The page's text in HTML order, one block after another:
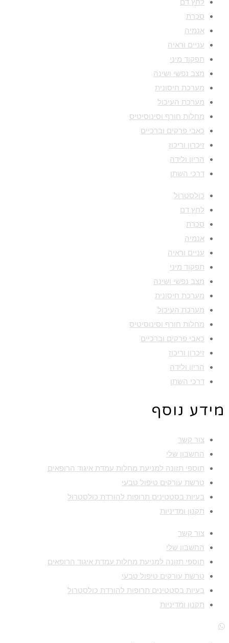
לחץ דם
סכרת
אנמיה
עניים וראיה
תפקוד מיני
מצב נפשי ושינה
מערכת חיסונית
מערכת העיכול
מחלות חורף וסינוסיטיס
כאבי פרקים וברכיים
זיכרון וריכוז
הריון ולידה
דרכי השתן
כולסטרול
לחץ דם
סכרת
אנמיה
עניים וראיה
תפקוד מיני
מצב נפשי ושינה
מערכת חיסונית
מערכת העיכול
מחלות חורף וסינוסיטיס
כאבי פרקים וברכיים
זיכרון וריכוז
הריון ולידה
דרכי השתן
מידע נוסף
צור קשר
החשבון שלי
תוספי תזונה למניעת מחלות עמדת איגוד הרופאים
טרשת עורקים טיפול טבעי
בעיות בסטטינים תרופות להורדת כולסטרול
תקנון ומדיניות
צור קשר
החשבון שלי
תוספי תזונה למניעת מחלות עמדת איגוד הרופאים
טרשת עורקים טיפול טבעי
בעיות בסטטינים תרופות להורדת כולסטרול
תקנון ומדיניות